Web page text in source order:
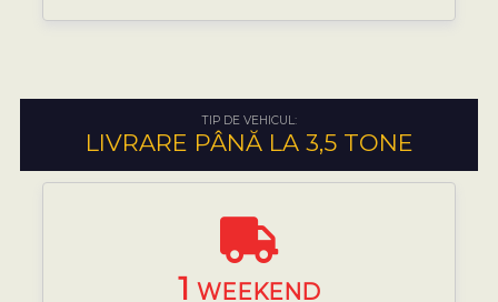
TIP DE VEHICUL:
LIVRARE PÂNĂ LA 3,5 TONE
1 WEEKEND